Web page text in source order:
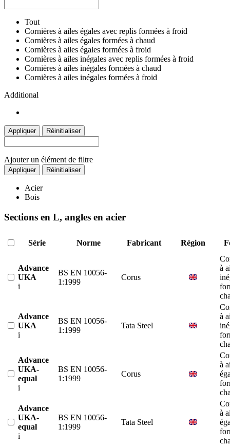
Tout
Cornières à ailes égales avec replis formées à froid
Cornières à ailes égales formées à chaud
Cornières à ailes égales formées à froid
Cornières à ailes inégales avec replis formées à froid
Cornières à ailes inégales formées à chaud
Cornières à ailes inégales formées à froid
Additional
Appliquer Réinitialiser
Ajouter un élément de filtre
Appliquer Réinitialiser
Acier
Bois
Sections en L, angles en acier
Série Norme Fabricant Région
Advance
UKA
i
BS EN 10056-
1:1999
Corus
à
Advance
UKA
i
BS EN 10056-
1:1999
Tata Steel
à
Advance
UKA-
equal
i
BS EN 10056-
1:1999
Corus
à
Advance
UKA-
equal
i
BS EN 10056-
1:1999
Tata Steel
à